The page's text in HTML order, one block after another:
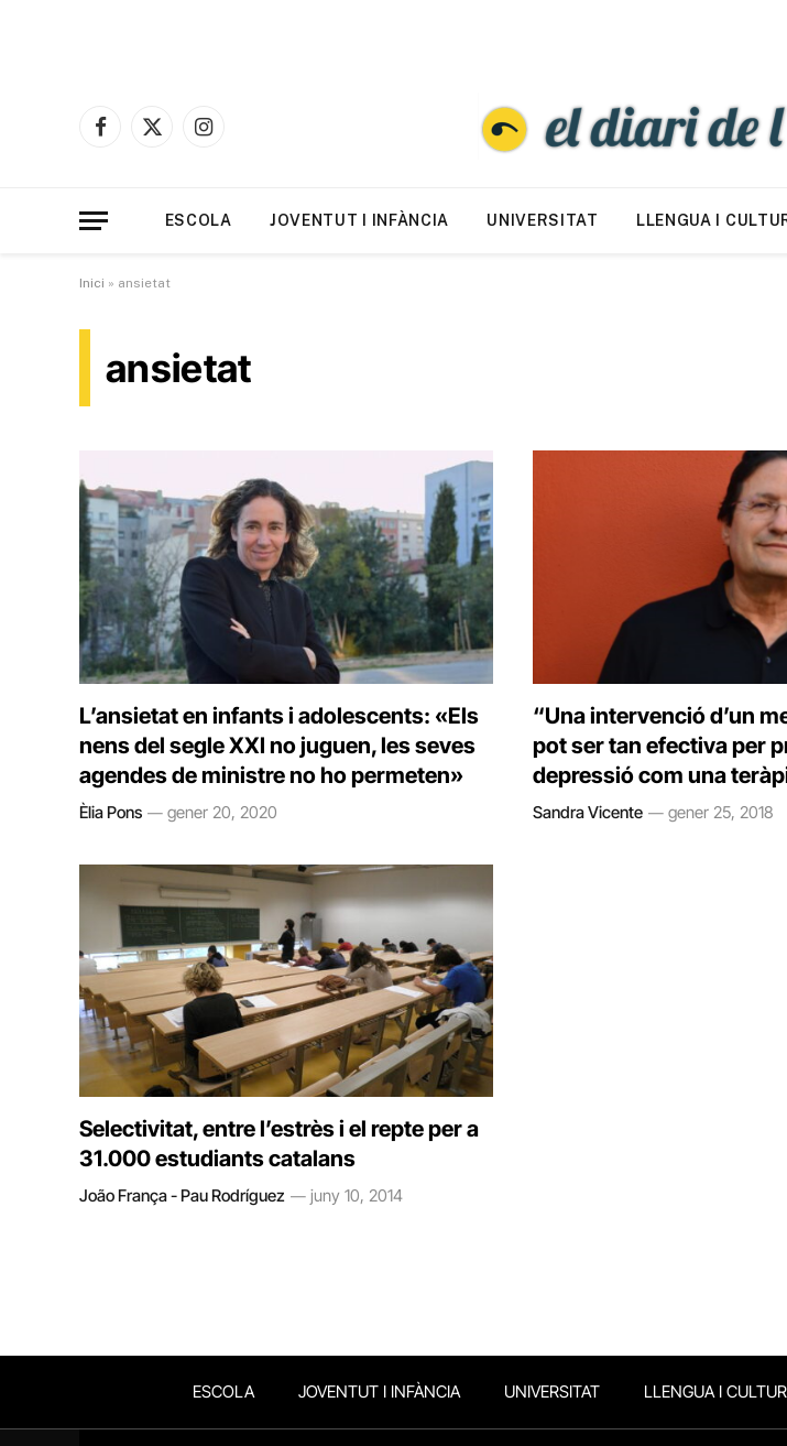
Facebook
X
Instagram
ESCOLA JOVENTUT I INFÀNCIA UNIVERSITAT LLENGUA I
Inici » ansietat
ansietat
L’ansietat en infants i adolescents: «Els
nens del segle XXI no juguen, les seves
agendes de ministre no ho permeten»
Èlia Pons gener 20, 2020
“Una intervenció d’un
pot ser tan efectiva per
depressió com una
Sandra Vicente gener 25, 2018
Selectivitat, entre l’estrès i el repte per a
31.000 estudiants catalans
João França - Pau Rodríguez juny 10, 2014
ESCOLA JOVENTUT I INFÀNCIA UNIVERSITAT LLENGUA I